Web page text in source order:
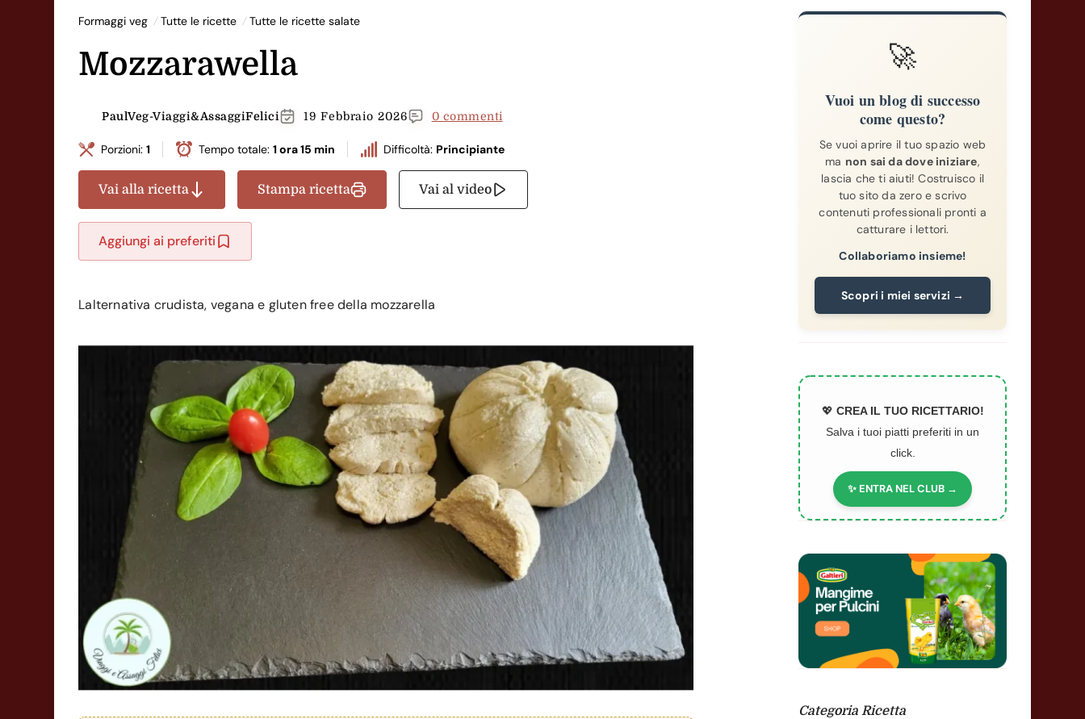
Formaggi veg Tutte le ricette Tutte le ricette salate
Mozzarawella
PaulVeg-Viaggi&AssaggiFelici 19 Febbraio 2026 0 commenti
Porzioni:1 Tempo totale:1 ora 15 min Difficoltà: Principiante
Vai alla ricetta Stampa ricetta Vai al video
Aggiungi ai preferiti
Lalternativa crudista, vegana e gluten free della mozzarella
🚀
Vuoi un blog di successo
come questo?
Se vuoi aprire il tuo spazio web
ma non sai da dove iniziare,
lascia che ti aiuti! Costruisco il
tuo sito da zero e scrivo
contenuti professionali pronti a
catturare i lettori.
Collaboriamo insieme!
Scopri i miei servizi →
💖 CREA IL TUO RICETTARIO!
Salva i tuoi piatti preferiti in un
click.
✨ ENTRA NEL CLUB →
Categoria Ricetta